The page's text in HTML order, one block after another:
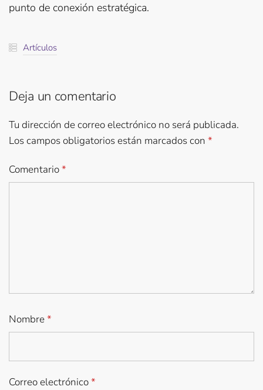
punto de conexión estratégica.
Artículos
Deja un comentario
Tu dirección de correo electrónico no será publicada.
Los campos obligatorios están marcados con *
Comentario*
Nombre*
Correo electrónico*